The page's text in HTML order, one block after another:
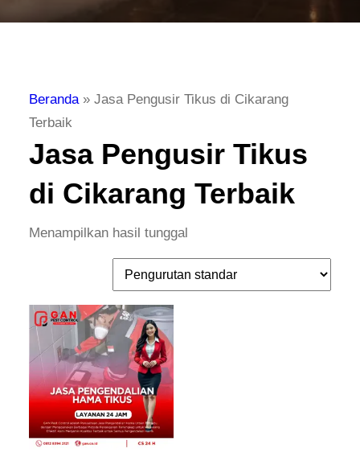
Beranda» Jasa Pengusir Tikus di Cikarang
Terbaik
Jasa Pengusir Tikus
di Cikarang Terbaik
Menampilkan hasil tunggal